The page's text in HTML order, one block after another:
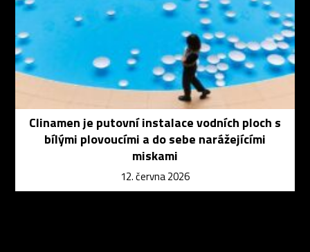
Clinamen je putovní instalace vodních ploch s
bílými plovoucími a do sebe narážejícími
miskami
12. června 2026